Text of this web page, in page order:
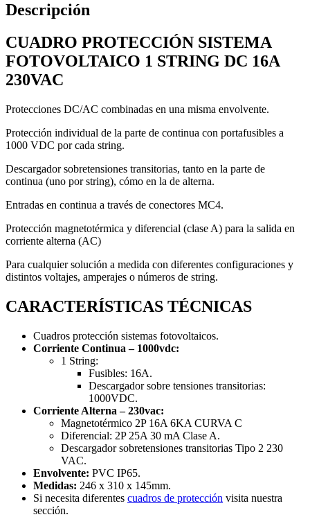
Descripción
CUADRO PROTECCIÓN SISTEMA
FOTOVOLTAICO 1 STRING DC 16A
230VAC
Protecciones DC/AC combinadas en una misma envolvente.
Protección individual de la parte de continua con portafusibles a
1000 VDC por cada string.
Descargador sobretensiones transitorias, tanto en la parte de
continua (uno por string), cómo en la de alterna.
Entradas en continua a través de conectores MC4.
Protección magnetotérmica y diferencial (clase A) para la salida en
corriente alterna (AC)
Para cualquier solución a medida con diferentes configuraciones y
distintos voltajes, amperajes o números de string.
CARACTERÍSTICAS TÉCNICAS
Cuadros protección sistemas fotovoltaicos.
Corriente Continua – 1000vdc:
1 String:
Fusibles: 16A.
Descargador sobre tensiones transitorias:
1000VDC.
Corriente Alterna – 230vac:
Magnetotérmico 2P 16A 6KA CURVA C
Diferencial: 2P 25A 30 mA Clase A.
Descargador sobretensiones transitorias Tipo 2 230
VAC.
Envolvente: PVC IP65.
Medidas: 246 x 310 x 145mm.
Si necesita diferentes cuadros de protección visita nuestra
sección.